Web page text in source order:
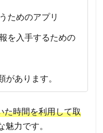
ためのアプリ
を入手するための
があります。
た時間を利用して取
魅力です。